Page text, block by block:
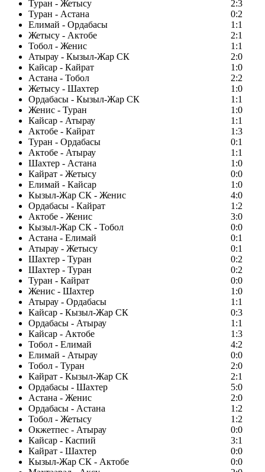
Туран - Жетысу
2:3
Туран - Астана
0:2
Елимай - Ордабасы
1:1
Жетысу - Актобе
2:1
Тобол - Женис
1:1
Атырау - Кызыл-Жар СК
2:0
Кайсар - Кайрат
1:0
Астана - Тобол
2:2
Жетысу - Шахтер
1:0
Ордабасы - Кызыл-Жар СК
1:1
Женис - Туран
1:0
Кайсар - Атырау
1:1
Актобе - Кайрат
1:3
Туран - Ордабасы
0:1
Актобе - Атырау
1:1
Шахтер - Астана
1:0
Кайрат - Жетысу
0:0
Елимай - Кайсар
1:0
Кызыл-Жар СК - Женис
4:0
Ордабасы - Кайрат
1:2
Актобе - Женис
3:0
Кызыл-Жар СК - Тобол
0:0
Астана - Елимай
0:1
Атырау - Жетысу
0:1
Шахтер - Туран
0:2
Шахтер - Туран
0:2
Туран - Кайрат
0:0
Женис - Шахтер
1:0
Атырау - Ордабасы
1:1
Кайсар - Кызыл-Жар СК
0:3
Ордабасы - Атырау
1:1
Кайсар - Актобе
1:3
Тобол - Елимай
4:2
Елимай - Атырау
0:0
Тобол - Туран
2:0
Кайрат - Кызыл-Жар СК
2:1
Ордабасы - Шахтер
5:0
Астана - Женис
2:0
Ордабасы - Астана
1:2
Тобол - Жетысу
1:2
Окжетпес - Атырау
0:0
Кайсар - Каспий
3:1
Кайрат - Шахтер
0:0
Кызыл-Жар СК - Актобе
0:0